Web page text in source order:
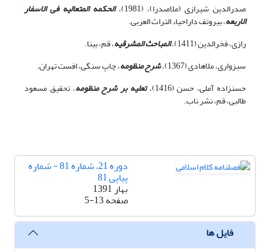
صدرالدین شیرازی (ملاصدرا)، (1981)،
الحکمه المتعالیه فی الاسفار
الاربعه، بیروتف داراحیاء التراث العربی.
رازی، فخرالدین (1411)،
المباحث المشرقیه، قم، بی‏نا.
سبزواری، ملاهادی (1367)،
شرح منظومه، چاپ سنگی، افست تهران.
حسن‏زاده آملی، حسن (1416)،
تعلیه بر شرح منظومه، تحقیق مسعود
طالبی، قم، نشر ناب.
دوره 21، شماره 81 - شماره
پیاپی 81
بهار 1391
صفحه5-13
فایل ها